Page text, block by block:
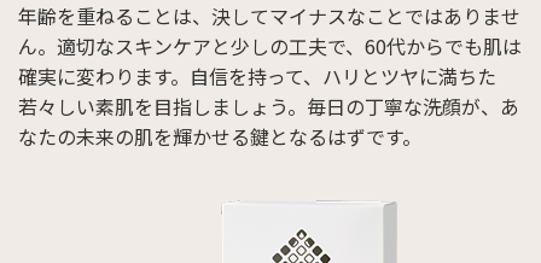
年齢を重ねることは、決してマイナスなことではありませ
ん。適切なスキンケアと少しの工夫で、60代からでも肌は
確実に変わります。自信を持って、ハリとツヤに満ちた
若々しい素肌を目指しましょう。毎日の丁寧な洗顔が、あ
なたの未来の肌を輝かせる鍵となるはずです。